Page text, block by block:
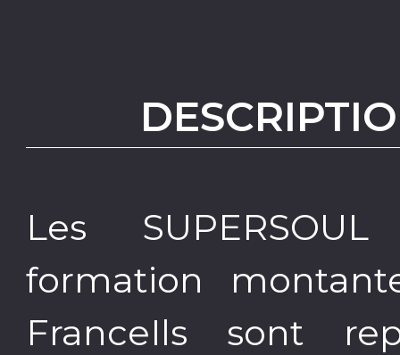
Les
formation
FranceIls sont